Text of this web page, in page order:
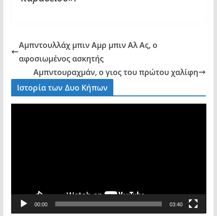
Αμπντουλλάχ μπιν Αμρ μπιν Αλ Ας, ο
αφοσιωμένος ασκητής
Αμπντουραχμάν, ο γιος του πρώτου χαλίφη
Ιστορία των Δυο Κήπων
a
00:00 03:40